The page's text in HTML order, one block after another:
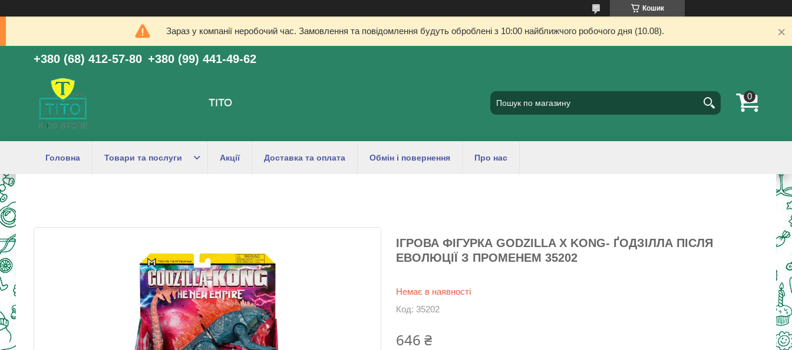
Кошик
Зараз у компанії неробочий час. Замовлення та повідомлення будуть оброблені з 10:00 найближчого робочого дня (10.08).
+380 (68) 412-57-80 +380 (99) 441-49-62
ТІТО
Головна Товари та послуги Акції Доставка та оплата Обмін і повернення Про нас
ІГРОВА ФІГУРКА GODZILLA X KONG- ҐОДЗІЛЛА ПІСЛЯ
ЕВОЛЮЦІЇ З ПРОМЕНЕМ 35202
Немає в наявності
Код: 35202
646 ₴